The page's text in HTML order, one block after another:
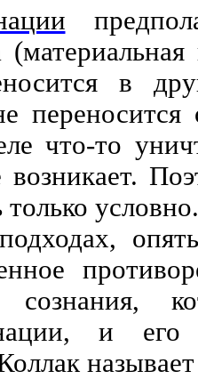
в
что-то
возникает.
только условно.
сознания,
и его